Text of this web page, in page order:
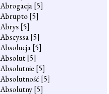
Abrogacja[5]
Abrupto [5]
Abrys [5]
Abscyssa[5]
Absolucja[5]
Absolut[5]
Absolutnie [5]
Absolutność [5]
Absolutny[5]